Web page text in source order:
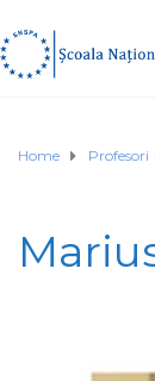
Home Profesori